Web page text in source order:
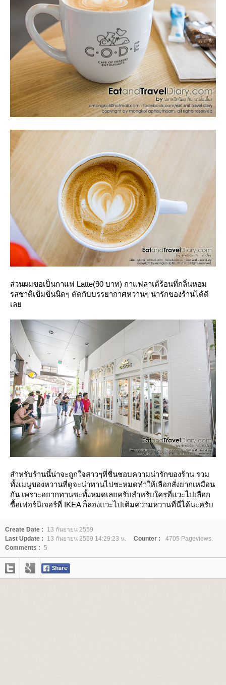
ส่วนผมขอเป็นกาแฟ Latte(90 บาท) กาแฟลาเต้ร้อนที่กลิ่นหอม
รสชาติเข้มข้นนิดๆ ตัดกับบรรยากาศหวานๆ น่ารักของร้านได้ดี
เล
สำหรับร้านนี้น่าจะถูกใจสาวๆที่ชื่นชอบความน่ารักของร้าน รวม
ทั้งเมนูของหวานที่ดูจะน่าทานไปซะหมดทำให้เลือกสั่งยากเหมือน
กัน เพราะอยากทานซะทั้งหมดเลยครับสำหรับใครที่แวะไปเลือก
ซื้อเฟอร์นิเจอร์ที่ IKEA ก็ลองแวะไปเติมความหวานที่นี่ได้นะครับ
Create Date :
13 กันยายน 2559
Last Update :
13 กันยายน 2559 14:29:23 น. Counter :
4705 Pageviews.
Comments : 5